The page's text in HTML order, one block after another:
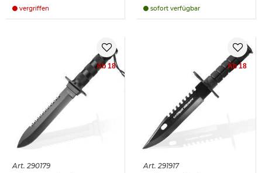
vergriffen sofort verfügbar
Ab 18
Art. 290179
Ab 18
Art. 291917